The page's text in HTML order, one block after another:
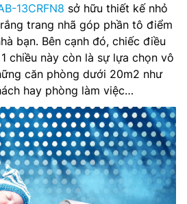
10.54 kg
mm
23.42 kg
(lỏng/hơi): 6.35/9.52 mm
đa: 25 m
10 m
13CRFN8 sở hữu thiết kế nhỏ
trang nhã góp phần tô điểm
bạn. Bên cạnh đó, chiếc điều
chiều này còn là sự lựa chọn vô
căn phòng dưới 20m2 như
hay phòng làm việc…